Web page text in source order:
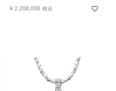
¥ 2,200,000 税込